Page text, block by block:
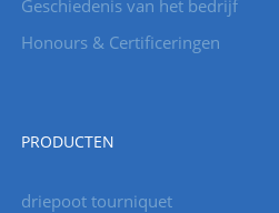
Geschiedenis van het bedrijf
Honours & Certificeringen
PRODUCTEN
driepoot tourniquet